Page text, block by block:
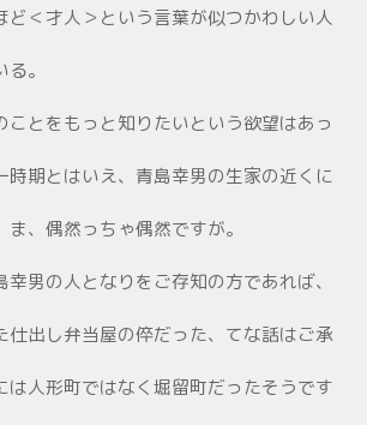
ど＜才人＞という言葉が似つかわしい人
。
とをもっと知りたいという欲望はあっ
時期とはいえ、青島幸男の生家の近くに
、偶然っちゃ偶然ですが。
男の人となりをご存知の方であれば、
仕出し弁当屋の倅だった、てな話はご承
は人形町ではなく堀留町だったそうです